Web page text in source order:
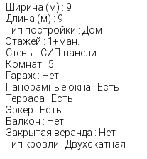
Ширина (м) : 9
Длина (м) : 9
Тип постройки : Дом
Этажей : 1+ман.
Стены : СИП-панели
Комнат : 5
Гараж : Нет
Панорамные окна : Есть
Терраса : Есть
Эркер : Есть
Балкон : Нет
Закрытая веранда : Нет
Тип кровли : Двухскатная